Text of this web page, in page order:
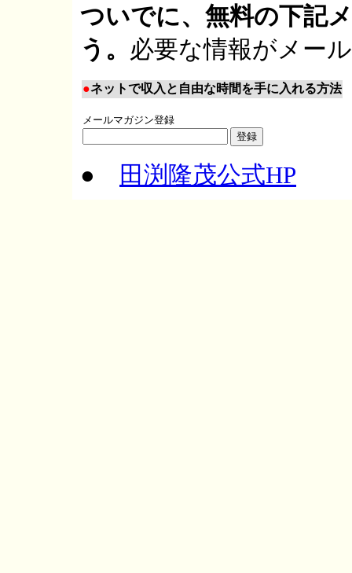
ついでに、無料の下記
う。 必要な情報がメー
●ネットで収入と自由な時間を手に入れる方法
メールマガジン登録
● 田渕隆茂公式HP